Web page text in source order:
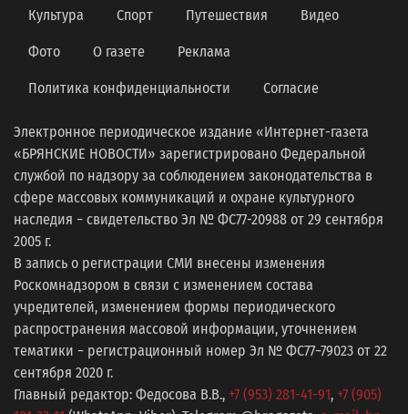
Культура Спорт Путешествия Видео
Фото О газете Реклама
Политика конфиденциальности Согласие
Электронное периодическое издание «Интернет-газета
«БРЯНСКИЕ НОВОСТИ» зарегистрировано Федеральной
службой по надзору за соблюдением законодательства в
сфере массовых коммуникаций и охране культурного
наследия − свидетельство Эл № ФС77-20988 от 29 сентября
2005 г.
В запись о регистрации СМИ внесены изменения
Роскомнадзором в связи с изменением состава
учредителей, изменением формы периодического
распространения массовой информации, уточнением
тематики − регистрационный номер Эл № ФС77−79023 от 22
сентября 2020 г.
Главный редактор: Федосова В.В., +7 (953) 281-41-91, +7 (905)